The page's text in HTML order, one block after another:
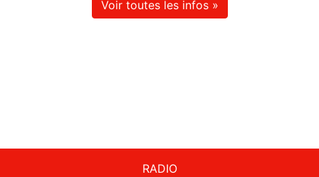
Voir toutes les infos »
RADIO